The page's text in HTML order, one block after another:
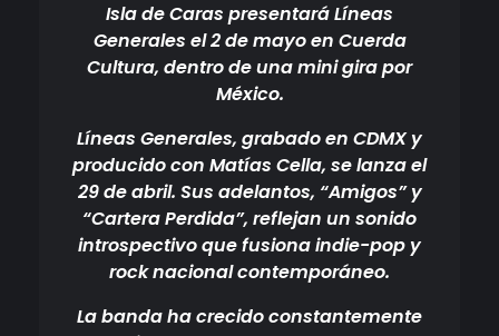
Isla de Caras presentará Líneas
Generales el 2 de mayo en Cuerda
Cultura, dentro de una mini gira por
México.
Líneas Generales, grabado en CDMX y
producido con Matías Cella, se lanza el
29 de abril. Sus adelantos, “Amigos” y
“Cartera Perdida”, reflejan un sonido
introspectivo que fusiona indie-pop y
rock nacional contemporáneo.
La banda ha crecido constantemente